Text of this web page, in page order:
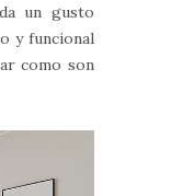
un gusto
y funcional
como son